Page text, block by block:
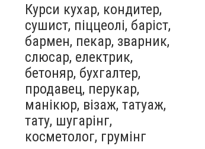
Курси кухар, кондитер,
сушист, піццеолі, баріст,
бармен, пекар, зварник,
слюсар, електрик,
бетоняр, бухгалтер,
продавец, перукар,
манікюр, візаж, татуаж,
тату, шугарінг,
косметолог, грумінг